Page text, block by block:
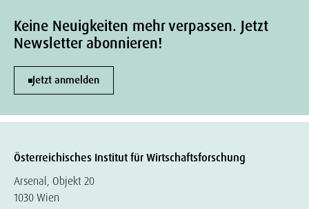
Keine Neuigkeiten mehr verpassen. Jetzt
Newsletter abonnieren!
Jetzt anmelden
Österreichisches Institut für Wirtschaftsforschung
Arsenal, Objekt 20
1030 Wien